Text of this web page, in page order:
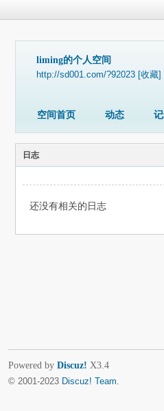
liming的个人空间
http://sd001.com/?92023 [收藏]
空间首页 动态
日志
还没有相关的日志
Powered by Discuz! X3.4
© 2001-2023 Discuz! Team.